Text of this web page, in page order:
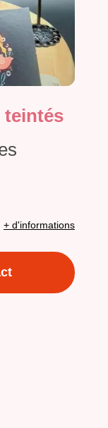
teintés
+ d'informations